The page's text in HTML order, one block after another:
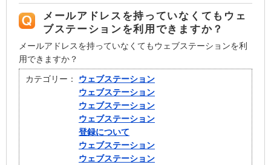
メールアドレスを持っていなくてもウェ
ブステーションを利用できますか？
メールアドレスを持っていなくてもウェブステーションを利
用できますか？
カテゴリー：
ウェブステーション
ウェブステーション
ウェブステーション
ウェブステーション
登録について
ウェブステーション
ウェブステーション